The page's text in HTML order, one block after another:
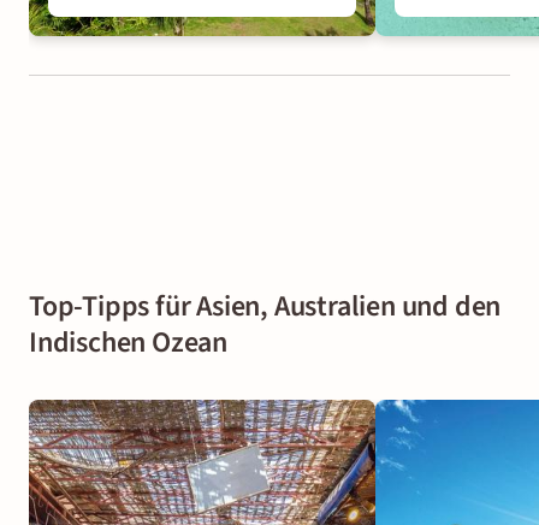
Top-Tipps für Asien, Australien und den
Indischen Ozean